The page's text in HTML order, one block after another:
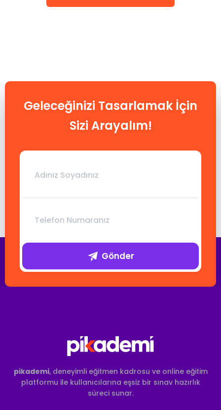
Geleceğinizi Tasarlamak İçin
Sizi Arayalım!
Gönder
pikademi, deneyimli eğitmen kadrosu ve online eğitim
platformu ile kullanıcılarına eşsiz bir sınav hazırlık
süreci sunar.